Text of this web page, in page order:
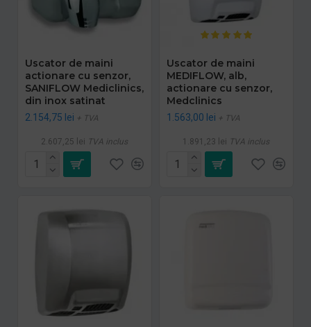
Uscator de maini
actionare cu senzor,
SANIFLOW Mediclinics,
din inox satinat
2.154,75 lei + TVA
2.607,25 lei TVA inclus
Uscator de maini
MEDIFLOW, alb,
actionare cu senzor,
Medclinics
1.563,00 lei + TVA
1.891,23 lei TVA inclus